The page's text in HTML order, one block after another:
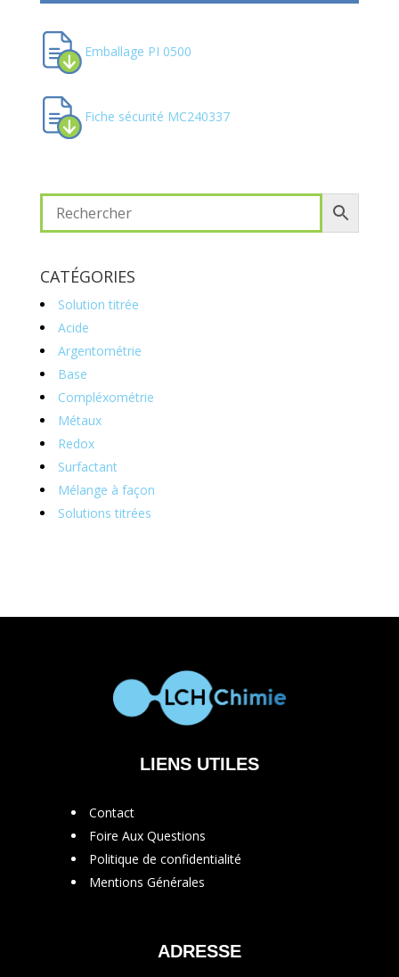
Emballage PI 0500
Fiche sécurité MC240337
CATÉGORIES
Solution titrée
Acide
Argentométrie
Base
Compléxométrie
Métaux
Redox
Surfactant
Mélange à façon
Solutions titrées
LIENS UTILES
Contact
Foire Aux Questions
Politique de confidentialité
Mentions Générales
ADRESSE